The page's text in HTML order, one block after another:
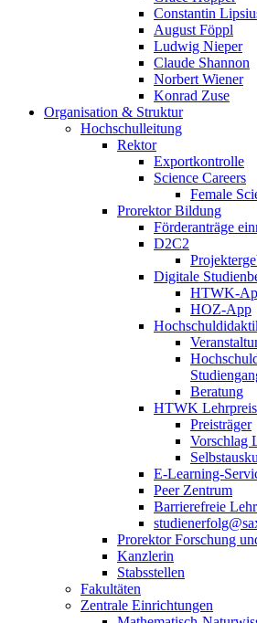
Constantin
August Föppl
Ludwig Nieper
Claude Shannon
Norbert Wiener
Konrad Zuse
Organisation & Struktur
Hochschulleitung
Rektor
Exportkontrolle
Science Careers
Female
Prorektor Bildung
Förderanträge
D2C2
Digitale
HTWK-
HOZ-App
Beratung
HTWK Lehrpreis
Preisträger
Vorschlag
E-Learning-
Peer Zentrum
Barrierefreie
Prorektor Forschung
Kanzlerin
Stabsstellen
Fakultäten
Zentrale Einrichtungen